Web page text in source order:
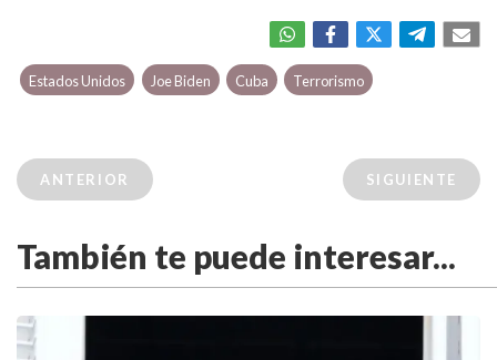
Estados Unidos Joe Biden Cuba Terrorismo
ANTERIOR SIGUIENTE
También te puede interesar...